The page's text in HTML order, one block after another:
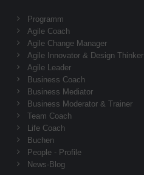
Programm
Agile Coach
Agile Change Manager
Agile Innovator & Design Thinker
Agile Leader
Business Coach
Business Mediator
Business Moderator & Trainer
Team Coach
Life Coach
Buchen
People - Profile
News-Blog